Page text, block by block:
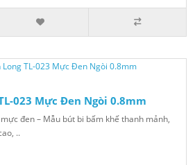
023 Mực Đen Ngòi 0.8mm
đen – Mẫu bút bi bấm khế thanh mảnh,
..